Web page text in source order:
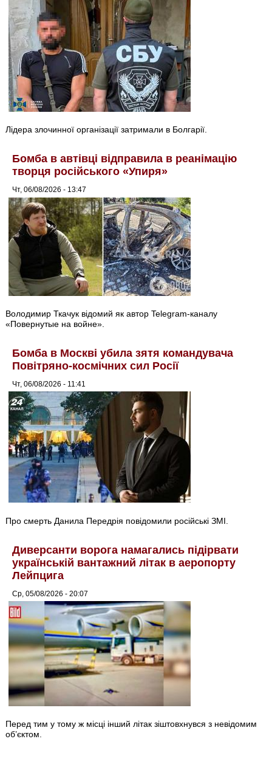
Лідера злочинної організації затримали в Болгарії.
Бомба в автівці відправила в реанімацію
творця російського «Упиря»
Чт, 06/08/2026 - 13:47
Володимир Ткачук відомий як автор Telegram-каналу
«Повернутые на войне».
Бомба в Москві убила зятя командувача
Повітряно-космічних сил Росії
Чт, 06/08/2026 - 11:41
Про смерть Данила Передрія повідомили російські ЗМІ.
Диверсанти ворога намагались підірвати
українській вантажний літак в аеропорту
Лейпцига
Ср, 05/08/2026 - 20:07
Перед тим у тому ж місці інший літак зіштовхнувся з невідомим
об’єктом.